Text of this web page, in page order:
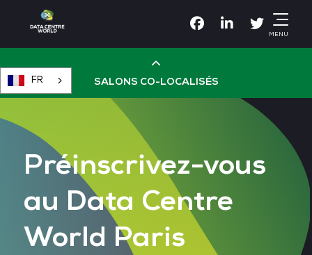
FacebookLinkedinTwitter
MENU
FR SALONS CO-LOCALISÉS
Cloud & AI Infrastructure
Devops Live
Cloud & Cyber Security
Préinscrivez-vous
au Data Centre
World Paris